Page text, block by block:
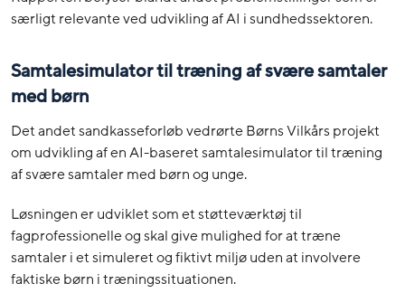
særligt relevante ved udvikling af AI i sundhedssektoren.
Samtalesimulator til træning af svære samtaler
med børn
Det andet sandkasseforløb vedrørte Børns Vilkårs projekt
om udvikling af en AI-baseret samtalesimulator til træning
af svære samtaler med børn og unge.
Løsningen er udviklet som et støtteværktøj til
fagprofessionelle og skal give mulighed for at træne
samtaler i et simuleret og fiktivt miljø uden at involvere
faktiske børn i træningssituationen.